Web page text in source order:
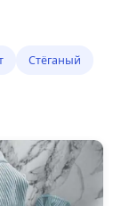
Стёганый